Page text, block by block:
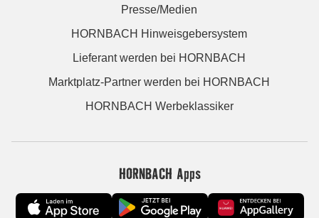
Presse/Medien
HORNBACH Hinweisgebersystem
Lieferant werden bei HORNBACH
Marktplatz-Partner werden bei HORNBACH
HORNBACH Werbeklassiker
HORNBACH Apps